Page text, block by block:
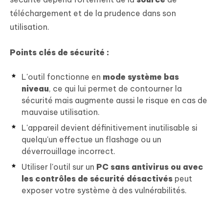
téléchargement et de la prudence dans son
utilisation.
Points clés de sécurité :
L'outil fonctionne en mode système bas
niveau, ce qui lui permet de contourner la
sécurité mais augmente aussi le risque en cas de
mauvaise utilisation.
L'appareil devient définitivement inutilisable si
quelqu'un effectue un flashage ou un
déverrouillage incorrect.
Utiliser l'outil sur un PC sans antivirus ou avec
les contrôles de sécurité désactivés peut
exposer votre système à des vulnérabilités.